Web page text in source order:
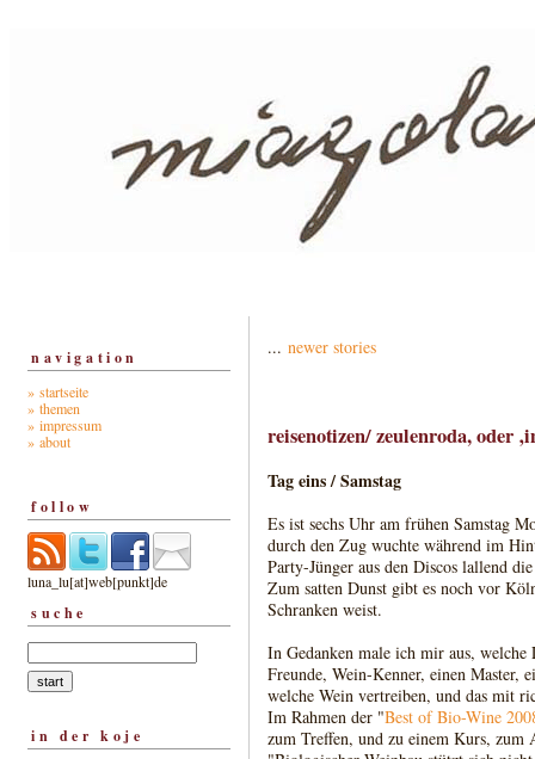
navigation
» startseite
» themen
» impressum
» about
follow
luna_lu[at]web[punkt]de
suche
in der koje
... newer stories
reisenotizen/ zeulenroda, oder
Tag eins / Samstag
Es ist sechs Uhr am frühen Samstag
durch den Zug wuchte während im
Party-Jünger aus den Discos lallend
Zum satten Dunst gibt es noch vor
Schranken weist.
In Gedanken male ich mir aus,
Freunde, Wein-Kenner, einen Master,
welche Wein vertreiben, und das mit
Im Rahmen der "Best of Bio-Wine
zum Treffen, und zu einem Kurs, zum